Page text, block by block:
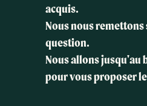
acquis.
Nous nous remettons
question.
Nous allons jusqu'au
pour vous proposer